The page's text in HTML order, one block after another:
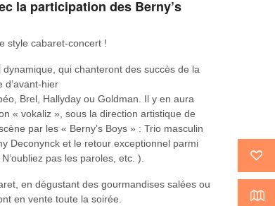
la participation des Berny’s
style cabaret-concert !
dynamique, qui chanteront des succès de la
d’avant-hier
Brel, Hallyday ou Goldman. Il y en aura
« vokaliz », sous la direction artistique de
par les « Berny’s Boys » : Trio masculin
Deconynck et le retour exceptionnel parmi
pas les paroles, etc. ).
en dégustant des gourmandises salées ou
en vente toute la soirée.